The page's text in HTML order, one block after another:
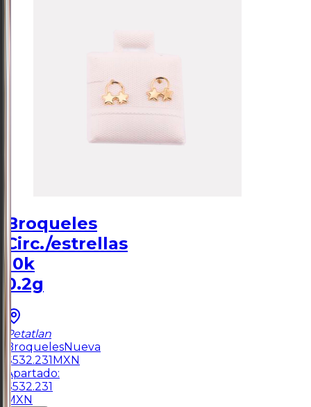
Broqueles
Circ./estrellas
10k
0.2g
Petatlan
BroquelesNueva
$532.231MXN
Apartado:
$532.231
MXN